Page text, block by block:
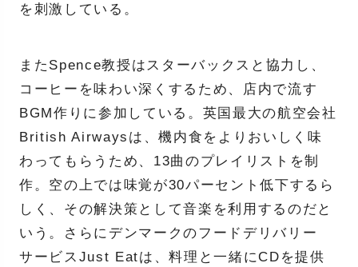
を刺激している。
またSpence教授はスターバックスと協力し、
コーヒーを味わい深くするため、店内で流す
BGM作りに参加している。英国最大の航空会社
British Airwaysは、機内食をよりおいしく味
わってもらうため、13曲のプレイリストを制
作。空の上では味覚が30パーセント低下するら
しく、その解決策として音楽を利用するのだと
いう。さらにデンマークのフードデリバリー
サービスJust Eatは、料理と一緒にCDを提供